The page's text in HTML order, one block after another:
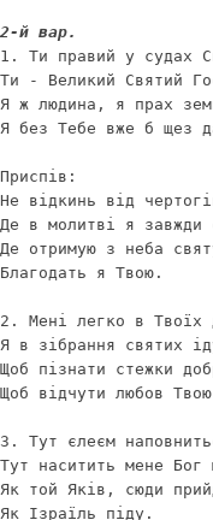
2-й вар.
1. Ти правий у судах
Ти - Великий Святий
Я ж людина, я прах
Я без Тебе вже б щез
Приспів:
Не відкинь від
Де в молитві я завжди
Де отримую з неба
Благодать я Твою.
2. Мені легко в Твоїх
Я в зібрання святих
Щоб пізнати стежки
Щоб відчути любов
3. Тут єлеєм
Тут наситить мене Бог
Як той Яків, сюди